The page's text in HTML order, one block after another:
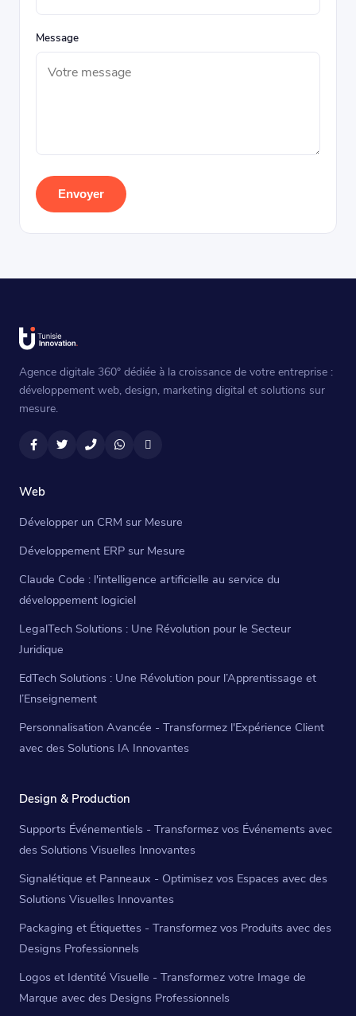
Message
Envoyer
Agence digitale 360° dédiée à la croissance de votre entreprise :
développement web, design, marketing digital et solutions sur
mesure.
FacebookTwitterTéléphoneWhatsApp
Email
Web
Développer un CRM sur Mesure
Développement ERP sur Mesure
Claude Code : l'intelligence artificielle au service du
développement logiciel
LegalTech Solutions : Une Révolution pour le Secteur
Juridique
EdTech Solutions : Une Révolution pour l’Apprentissage et
l’Enseignement
Personnalisation Avancée - Transformez l'Expérience Client
avec des Solutions IA Innovantes
Design & Production
Supports Événementiels - Transformez vos Événements avec
des Solutions Visuelles Innovantes
Signalétique et Panneaux - Optimisez vos Espaces avec des
Solutions Visuelles Innovantes
Packaging et Étiquettes - Transformez vos Produits avec des
Designs Professionnels
Logos et Identité Visuelle - Transformez votre Image de
Marque avec des Designs Professionnels